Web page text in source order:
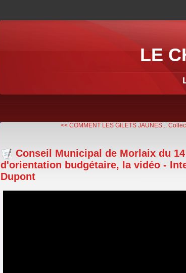
LE
<< COMMENT LES GILETS JAUNES...
Conseil Municipal de Morlaix du
d'orientation budgétaire, la vidéo -
Dupont